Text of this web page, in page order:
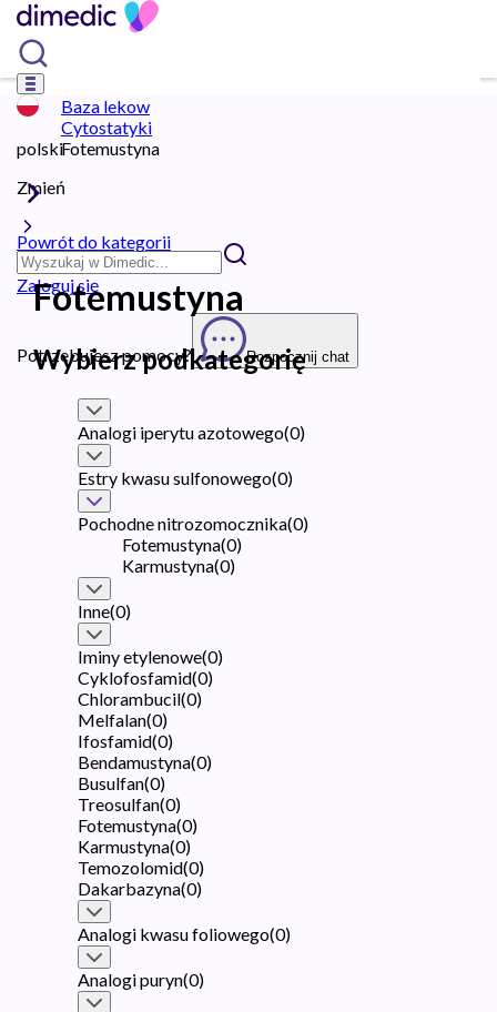
polski
Zmień
Zaloguj się
Potrzebujesz pomocy? Rozpocznij chat
Baza lekow
Cytostatyki
Fotemustyna
Powrót do kategorii
Fotemustyna
Wybierz podkategorię
Analogi iperytu azotowego(0)
Estry kwasu sulfonowego(0)
Pochodne nitrozomocznika(0)
Fotemustyna(0)
Karmustyna(0)
Inne(0)
Iminy etylenowe(0)
Cyklofosfamid(0)
Chlorambucil(0)
Melfalan(0)
Ifosfamid(0)
Bendamustyna(0)
Busulfan(0)
Treosulfan(0)
Fotemustyna(0)
Karmustyna(0)
Temozolomid(0)
Dakarbazyna(0)
Analogi kwasu foliowego(0)
Analogi puryn(0)